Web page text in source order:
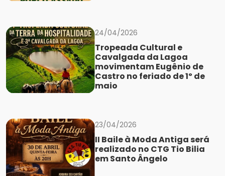
24/04/2026
Tropeada Cultural e
Cavalgada da Lagoa
movimentam Eugênio de
Castro no feriado de 1º de
maio
23/04/2026
II Baile à Moda Antiga será
realizado no CTG Tio Bilia
em Santo Ângelo